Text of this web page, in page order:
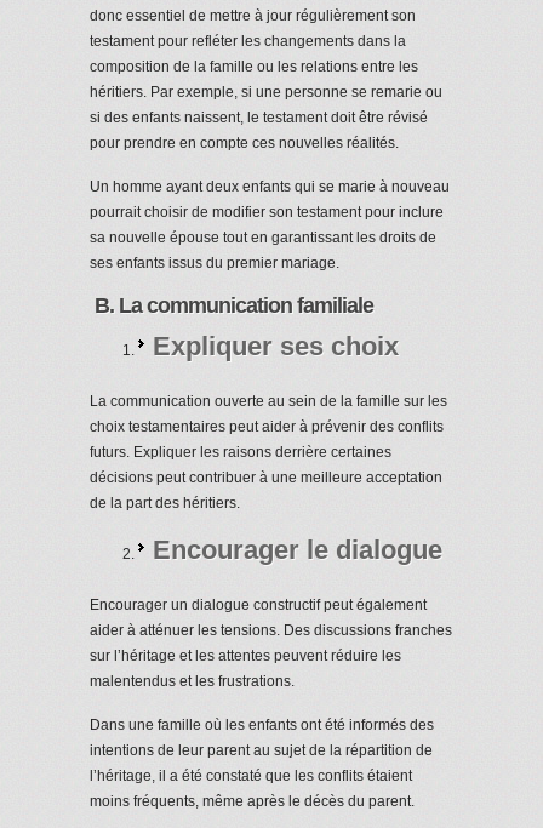
donc essentiel de mettre à jour régulièrement son
testament pour refléter les changements dans la
composition de la famille ou les relations entre les
héritiers. Par exemple, si une personne se remarie ou
si des enfants naissent, le testament doit être révisé
pour prendre en compte ces nouvelles réalités.
Un homme ayant deux enfants qui se marie à nouveau
pourrait choisir de modifier son testament pour inclure
sa nouvelle épouse tout en garantissant les droits de
ses enfants issus du premier mariage.
B. La communication familiale
Expliquer ses choix
La communication ouverte au sein de la famille sur les
choix testamentaires peut aider à prévenir des conflits
futurs. Expliquer les raisons derrière certaines
décisions peut contribuer à une meilleure acceptation
de la part des héritiers.
Encourager le dialogue
Encourager un dialogue constructif peut également
aider à atténuer les tensions. Des discussions franches
sur l’héritage et les attentes peuvent réduire les
malentendus et les frustrations.
Dans une famille où les enfants ont été informés des
intentions de leur parent au sujet de la répartition de
l’héritage, il a été constaté que les conflits étaient
moins fréquents, même après le décès du parent.